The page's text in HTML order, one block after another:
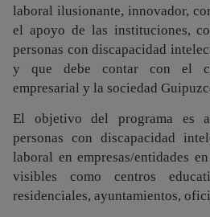
laboral ilusionante, innovador,
el apoyo de las instituciones,
personas con discapacidad
y que debe contar con el
empresarial y la sociedad
El objetivo del programa es
personas con discapacidad
laboral en empresas/entidades
visibles como centros
residenciales, ayuntamientos,